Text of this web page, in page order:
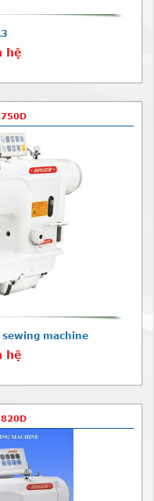
hệ
sewing machine
hệ